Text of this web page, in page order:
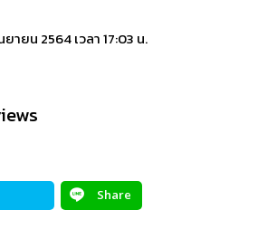
ายน 2564 เวลา 17:03 น.
Share